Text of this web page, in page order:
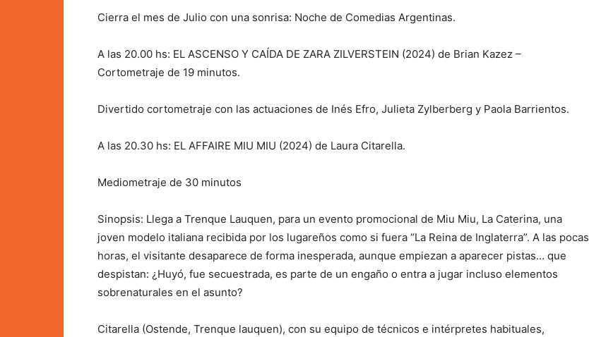
Cierra el mes de Julio con una sonrisa: Noche de Comedias Argentinas.
A las 20.00 hs: EL ASCENSO Y CAÍDA DE ZARA ZILVERSTEIN (2024) de Brian Kazez –
Cortometraje de 19 minutos.
Divertido cortometraje con las actuaciones de Inés Efro, Julieta Zylberberg y Paola Barrientos.
A las 20.30 hs: EL AFFAIRE MIU MIU (2024) de Laura Citarella.
Mediometraje de 30 minutos
Sinopsis: Llega a Trenque Lauquen, para un evento promocional de Miu Miu, La Caterina, una
joven modelo italiana recibida por los lugareños como si fuera “La Reina de Inglaterra”. A las pocas
horas, el visitante desaparece de forma inesperada, aunque empiezan a aparecer pistas… que
despistan: ¿Huyó, fue secuestrada, es parte de un engaño o entra a jugar incluso elementos
sobrenaturales en el asunto?
Citarella (Ostende, Trenque lauquen), con su equipo de técnicos e intérpretes habituales,